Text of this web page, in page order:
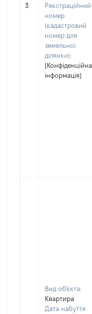
3
Реєстраційний
номер
(кадастровий
номер для
земельної
ділянки):
[Конфіденційна
інформація]
Вид об'єкта:
Квартира
Дата набуття